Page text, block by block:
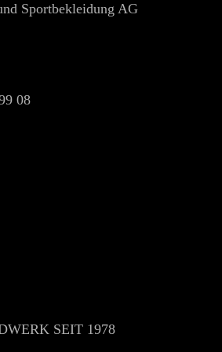
Sportbekleidung AG
08
SEIT 1978